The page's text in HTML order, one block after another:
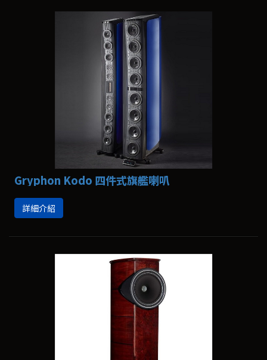
Gryphon Kodo 四件式旗艦喇叭
詳細介紹